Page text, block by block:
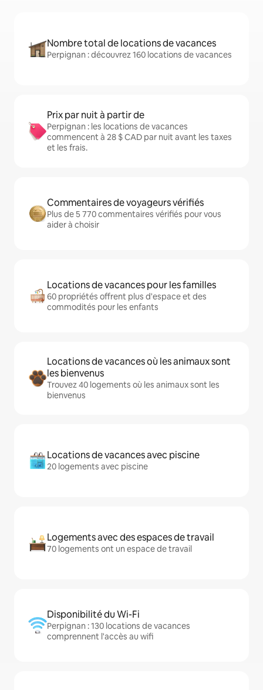
Nombre total de locations de vacances
Perpignan : découvrez 160 locations de vacances
Prix par nuit à partir de
Perpignan : les locations de vacances
commencent à 28 $ CAD par nuit avant les taxes
et les frais.
Commentaires de voyageurs vérifiés
Plus de 5 770 commentaires vérifiés pour vous
aider à choisir
Locations de vacances pour les familles
60 propriétés offrent plus d'espace et des
commodités pour les enfants
Locations de vacances où les animaux sont
les bienvenus
Trouvez 40 logements où les animaux sont les
bienvenus
Locations de vacances avec piscine
20 logements avec piscine
Logements avec des espaces de travail
70 logements ont un espace de travail
Disponibilité du Wi-Fi
Perpignan : 130 locations de vacances
comprennent l'accès au wifi